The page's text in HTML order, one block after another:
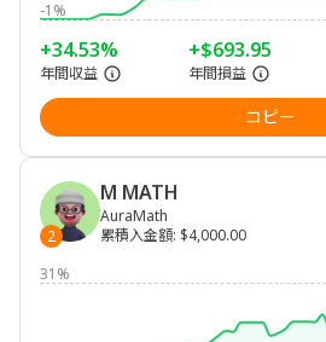
-1%
+34.53%
年間収益
+$693.95
年間損益
コピー
2
M MATH
AuraMath
累積入金額: $4,000.00
31%